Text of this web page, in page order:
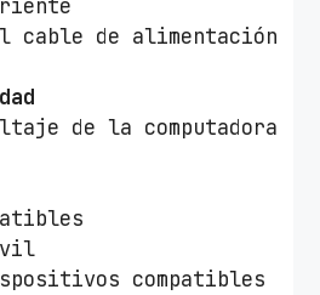
cable de alimentación
de la computadora
compatibles